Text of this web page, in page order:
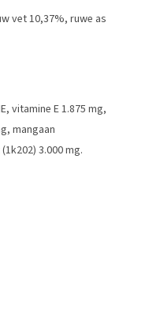
vet 10,37%, ruwe as
vitamine E 1.875 mg,
mangaan
3.000 mg.